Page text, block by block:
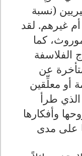
(نسبة
غيرهم. لقد
كما
الفلاسفة
عن
أو معلِّقين
طرأ
وأفكارها
على مدى